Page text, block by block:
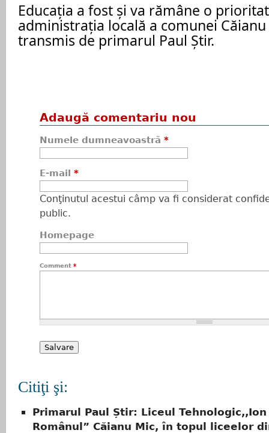
Educația a fost și va rămâne o
administrația locală a comunei
transmis de primarul Paul Știr.
Adaugă comentariu nou
Numele dumneavoastră *
E-mail *
Conţinutul acestui câmp va fi considerat
public.
Homepage
Comment *
Citiţi şi:
Primarul Paul Știr: Liceul Tehnologic,,Ion
Românul” Căianu Mic, în topul liceelor